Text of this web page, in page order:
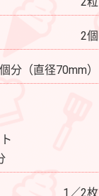
2個
分（直径70mm）
1／2枚